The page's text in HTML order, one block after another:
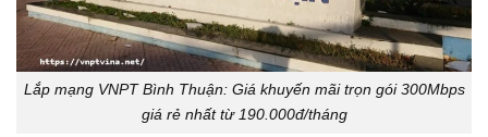
Lắp mạng VNPT Bình Thuận: Giá khuyến mãi trọn gói 300Mbps
giá rẻ nhất từ 190.000đ/tháng